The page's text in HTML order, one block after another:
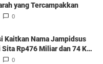
yang Tercampakkan
0
Kaitkan Nama Jampidsus
Rp476 Miliar dan 74 Kg
0